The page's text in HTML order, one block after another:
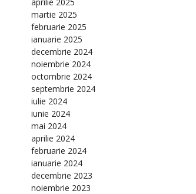
martie 2025
februarie 2025
ianuarie 2025
decembrie 2024
noiembrie 2024
octombrie 2024
septembrie 2024
iulie 2024
iunie 2024
mai 2024
aprilie 2024
februarie 2024
ianuarie 2024
decembrie 2023
noiembrie 2023